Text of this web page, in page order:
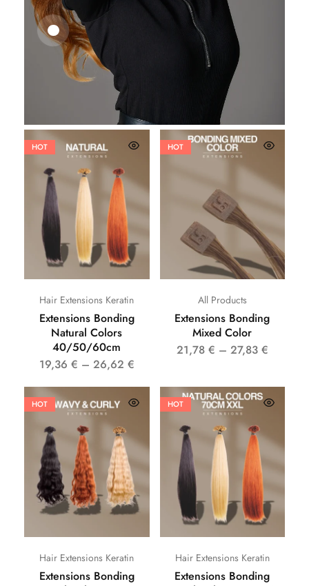
HOT
Hair Extensions Keratin
Extensions Bonding
Natural Colors
40/50/60cm
19,36 € – 26,62 €
HOT
All Products
Extensions Bonding
Mixed Color
21,78 € – 27,83 €
HOT
Hair Extensions Keratin
Extensions Bonding
HOT
Hair Extensions Keratin
Extensions Bonding